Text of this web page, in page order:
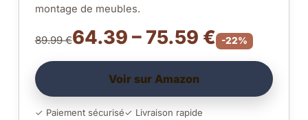
montage de meubles.
89.99 €64.39 – 75.59 € -22%
Voir sur Amazon
✓ Paiement sécurisé✓ Livraison rapide